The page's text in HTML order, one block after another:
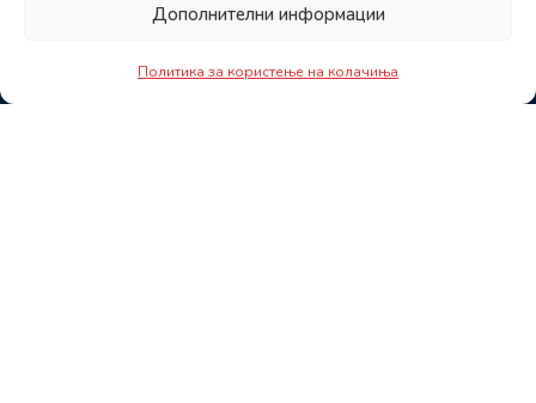
Дополнителни информации
Политика за користење на колачиња